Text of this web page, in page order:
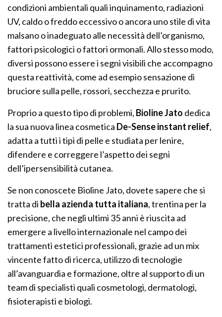
condizioni ambientali quali inquinamento, radiazioni
UV, caldo o freddo eccessivo o ancora uno stile di vita
malsano o inadeguato alle necessità dell’organismo,
fattori psicologici o fattori ormonali. Allo stesso modo,
diversi possono essere i segni visibili che accompagno
questa reattività, come ad esempio sensazione di
bruciore sulla pelle, rossori, secchezza e prurito.
Proprio a questo tipo di problemi, Bioline Jato dedica
la sua nuova linea cosmetica De-Sense instant relief,
adatta a tutti i tipi di pelle e studiata per lenire,
difendere e correggere l’aspetto dei segni
dell’ipersensibilità cutanea.
Se non conoscete Bioline Jato, dovete sapere che si
tratta di bella azienda tutta italiana, trentina per la
precisione, che negli ultimi 35 anni è riuscita ad
emergere a livello internazionale nel campo dei
trattamenti estetici professionali, grazie ad un mix
vincente fatto di ricerca, utilizzo di tecnologie
all’avanguardia e formazione, oltre al supporto di un
team di specialisti quali cosmetologi, dermatologi,
fisioterapisti e biologi.